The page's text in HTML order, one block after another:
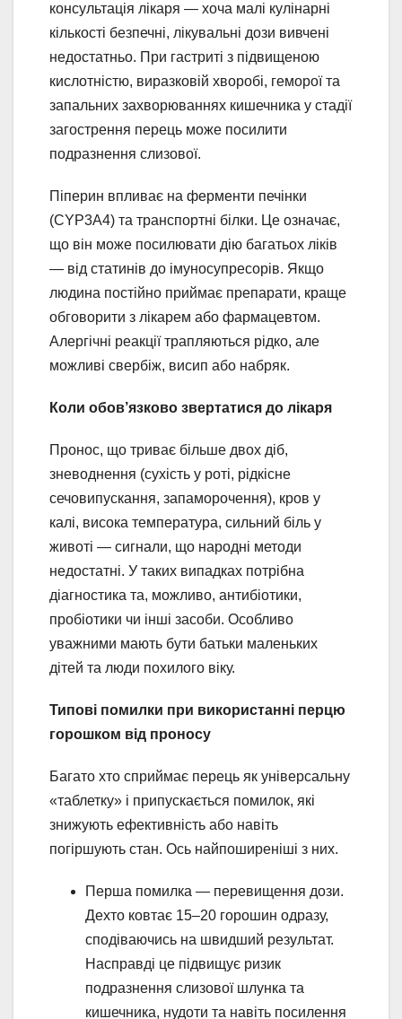
консультація лікаря — хоча малі кулінарні
кількості безпечні, лікувальні дози вивчені
недостатньо. При гастриті з підвищеною
кислотністю, виразковій хворобі, геморої та
запальних захворюваннях кишечника у стадії
загострення перець може посилити
подразнення слизової.
Піперин впливає на ферменти печінки
(CYP3A4) та транспортні білки. Це означає,
що він може посилювати дію багатьох ліків
— від статинів до імуносупресорів. Якщо
людина постійно приймає препарати, краще
обговорити з лікарем або фармацевтом.
Алергічні реакції трапляються рідко, але
можливі свербіж, висип або набряк.
Коли обов’язково звертатися до лікаря
Пронос, що триває більше двох діб,
зневоднення (сухість у роті, рідкісне
сечовипускання, запаморочення), кров у
калі, висока температура, сильний біль у
животі — сигнали, що народні методи
недостатні. У таких випадках потрібна
діагностика та, можливо, антибіотики,
пробіотики чи інші засоби. Особливо
уважними мають бути батьки маленьких
дітей та люди похилого віку.
Типові помилки при використанні перцю
горошком від проносу
Багато хто сприймає перець як універсальну
«таблетку» і припускається помилок, які
знижують ефективність або навіть
погіршують стан. Ось найпоширеніші з них.
Перша помилка — перевищення дози.
Дехто ковтає 15–20 горошин одразу,
сподіваючись на швидший результат.
Насправді це підвищує ризик
подразнення слизової шлунка та
кишечника, нудоти та навіть посилення